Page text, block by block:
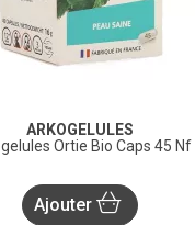
ARKOGELULES
Ortie Bio Caps 45 Nf
Ajouter